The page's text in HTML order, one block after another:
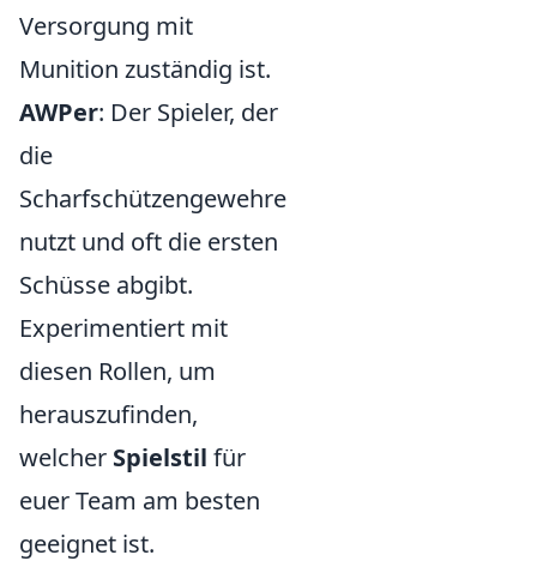
Versorgung mit
Munition zuständig ist.
AWPer: Der Spieler, der
die
Scharfschützengewehre
nutzt und oft die ersten
Schüsse abgibt.
Experimentiert mit
diesen Rollen, um
herauszufinden,
welcher Spielstil für
euer Team am besten
geeignet ist.